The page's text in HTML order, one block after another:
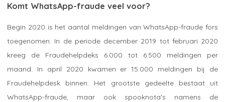
Komt WhatsApp-fraude veel voor?
Begin 2020 is het aantal meldingen van WhatsApp-fraude fors
toegenomen. In de periode december 2019 tot februari 2020
kreeg de Fraudehelpdeks 6.000 tot 6.500 meldingen per
maand. In april 2020 kwamen er 15.000 meldingen bij de
Fraudehelpdesk binnen. Het grootste gedeelte bestaat uit
WhatsApp-fraude, maar ook spooknota's namens de